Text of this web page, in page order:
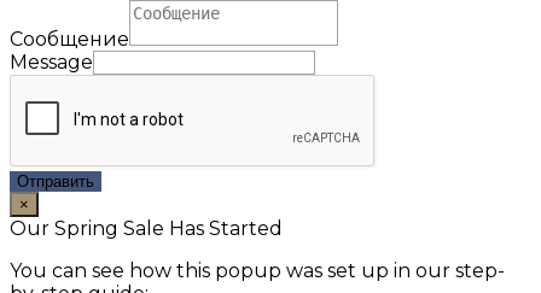
Сообщение
Message
Отправить
×
Our Spring Sale Has Started
You can see how this popup was set up in our step-